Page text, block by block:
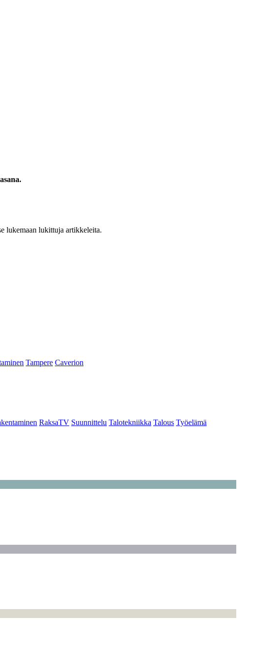
lukemaan lukittuja artikkeleita.
Tampere Caverion
RaksaTV Suunnittelu Talotekniikka Talous Työelämä